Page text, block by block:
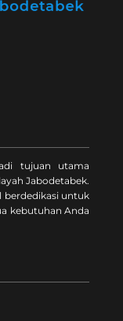
tujuan utama
Jabodetabek.
untuk
kebutuhan Anda